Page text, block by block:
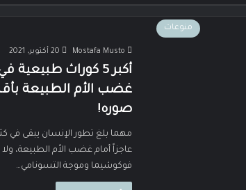
منوعات
Mostafa Musto 20 أكتوبر، 2021
أكبر 5 كوراث طبيعية
غضب الأم الطبيعة
صوره!
مهما بلغ تطور الإنسان يبقى في
عاجزاً أمام غضب الأم الطبيعة، ولا
فوكوشيما وموجة التسونامي…